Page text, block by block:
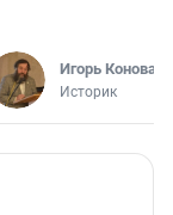
Игорь
Историк